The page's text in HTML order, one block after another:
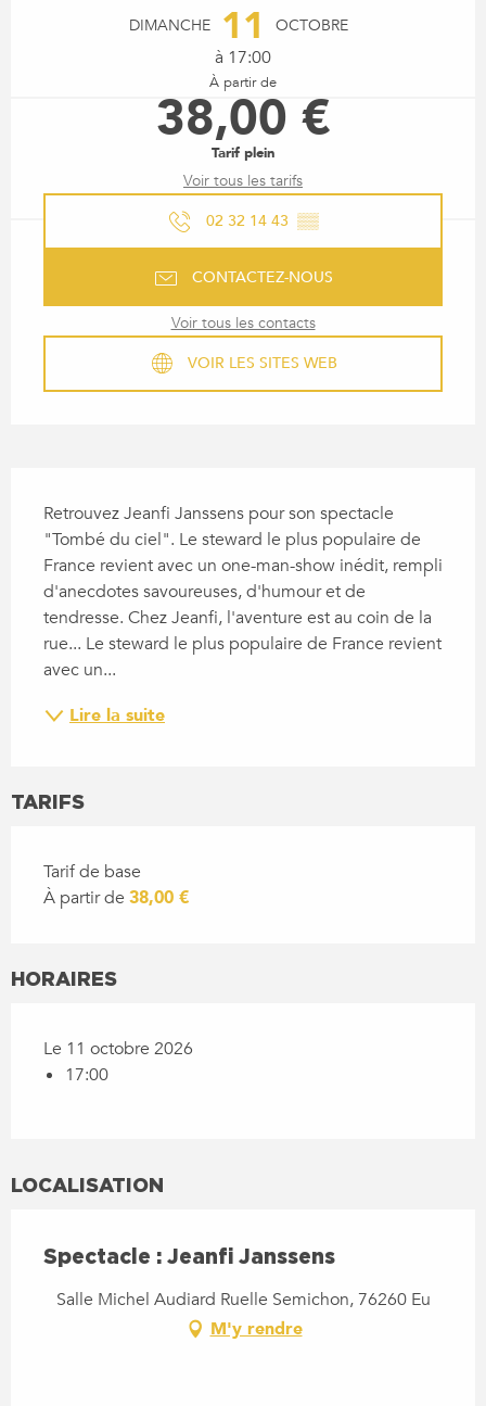
DIMANCHE 11 OCTOBRE
à 17:00
À partir de
38,00 €
Tarif plein
Voir tous les tarifs
02 32 14 43 ▒▒
CONTACTEZ-NOUS
Voir tous les contacts
VOIR LES SITES WEB
Retrouvez Jeanfi Janssens pour son spectacle
"Tombé du ciel". Le steward le plus populaire de
France revient avec un one-man-show inédit, rempli
d'anecdotes savoureuses, d'humour et de
tendresse. Chez Jeanfi, l'aventure est au coin de la
rue... Le steward le plus populaire de France revient
avec un...
Lire la suite
TARIFS
Tarif de base
À partir de 38,00 €
HORAIRES
Le 11 octobre 2026
17:00
LOCALISATION
Spectacle : Jeanfi Janssens
Salle Michel Audiard Ruelle Semichon, 76260 Eu
M'y rendre